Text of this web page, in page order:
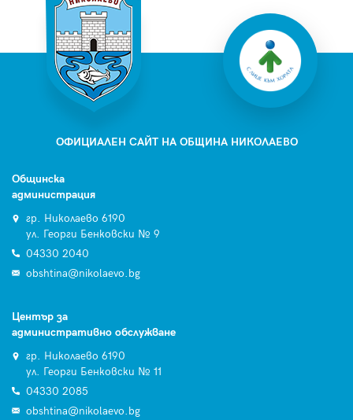
ОФИЦИАЛЕН САЙТ НА ОБЩИНА НИКОЛАЕВО
Общинска
администрация
гр. Николаево 6190
ул. Георги Бенковски № 9
04330 2040
obshtina@nikolaevo.bg
Център за
административно обслужване
гр. Николаево 6190
ул. Георги Бенковски № 11
04330 2085
obshtina@nikolaevo.bg